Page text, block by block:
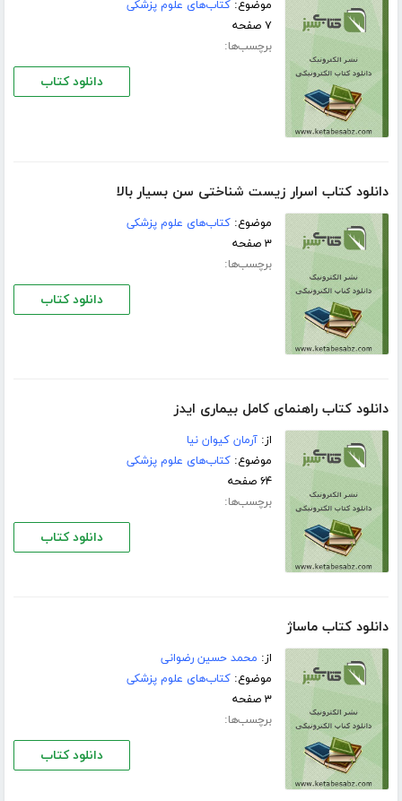
موضوع:کتاب‌های علوم پزشکی
۷ صفحه
برچسب‌ها:
دانلود کتاب
دانلود کتاب اسرار زیست شناختی سن بسیار بالا
موضوع:کتاب‌های علوم پزشکی
۳ صفحه
برچسب‌ها:
دانلود کتاب
دانلود کتاب راهنمای کامل بیماری ایدز
از:آرمان کیوان نیا
موضوع:کتاب‌های علوم پزشکی
۶۴ صفحه
برچسب‌ها:
دانلود کتاب
دانلود کتاب ماساژ
از: محمد حسین رضوانی
موضوع:کتاب‌های علوم پزشکی
۳ صفحه
برچسب‌ها:
دانلود کتاب